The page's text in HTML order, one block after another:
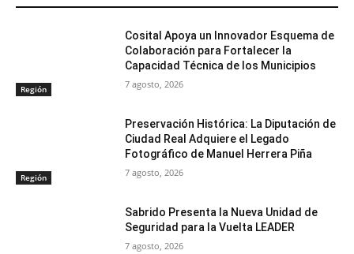
Región
Cosital Apoya un Innovador Esquema de
Colaboración para Fortalecer la
Capacidad Técnica de los Municipios
7 agosto, 2026
Región
Preservación Histórica: La Diputación de
Ciudad Real Adquiere el Legado
Fotográfico de Manuel Herrera Piña
7 agosto, 2026
Sabrido Presenta la Nueva Unidad de
Seguridad para la Vuelta LEADER
7 agosto, 2026